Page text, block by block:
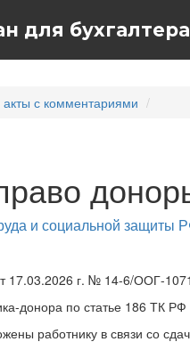
для бухгалтера
с комментариями
и социальной
17.03.2026 г. № 14-6/ООГ-
донора по статье 186 ТК
работнику в связи со